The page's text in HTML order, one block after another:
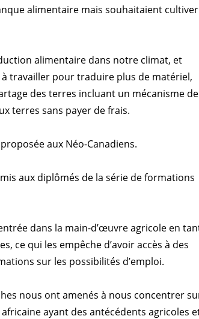
alimentaire mais souhaitaient cultiver
alimentaire dans notre climat, et
à travailler pour traduire plus de matériel,
des terres incluant un mécanisme de
terres sans payer de frais.
aux Néo-Canadiens.
aux diplômés de la série de formations
dans la main-d’œuvre agricole en
ce qui les empêche d’avoir accès à des
sur les possibilités d’emploi.
nous ont amenés à nous concentrer
ayant des antécédents agricoles